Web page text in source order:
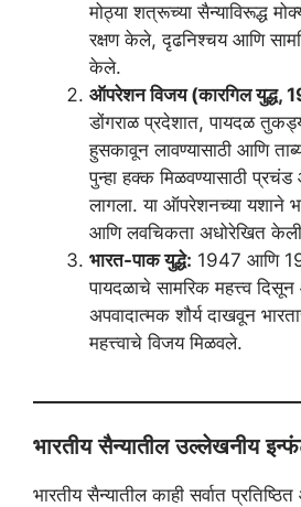
मोठ्या शत्रूच्या सैन्याविरूद्ध
रक्षण केले, दृढनिश्चय आणि
केले.
ऑपरेशन विजय (कारगिल युद्ध,
डोंगराळ प्रदेशात, पायदळ
हुसकावून लावण्यासाठी आणि
पुन्हा हक्क मिळवण्यासाठी प्रचंड
लागला. या ऑपरेशनच्या यशाने
आणि लवचिकता अधोरेखित
भारत-पाक युद्धे: 1947 आणि
पायदळाचे सामरिक महत्त्व
अपवादात्मक शौर्य दाखवून
महत्त्वाचे विजय मिळवले.
भारतीय सैन्यातील उल्लेखनीय
भारतीय सैन्यातील काही सर्वात